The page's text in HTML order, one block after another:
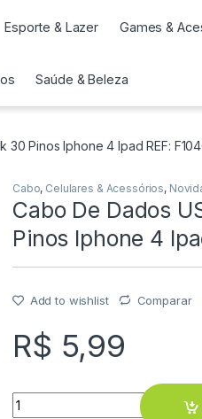
Esporte & Lazer Games &
Saúde & Beleza
Pinos Iphone 4 Ipad REF:
Cabo, Celulares & Acessórios,
Cabo De Dados
Pinos Iphone 4
Add to wishlist Comparar
R$ 5,99
Quantity